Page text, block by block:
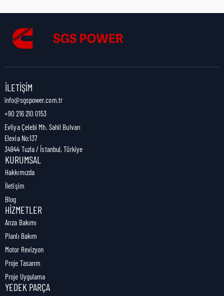
Nakliye Uzunluğu:
Nakliye Ağırlığı:
İLETIŞIM
info@sgspower.com.tr
+90 216 210 0153
Evliya Çelebi Mh. Sahil Bulvarı
Elexia No:137
34944 Tuzla / İstanbul, Türkiye
KURUMSAL
Hakkımızda
İletişim
Blog
HIZMETLER
Arıza Bakımı
Planlı Bakım
Motor Revizyon
Proje Tasarım
Proje Uygulama
YEDEK PARÇA